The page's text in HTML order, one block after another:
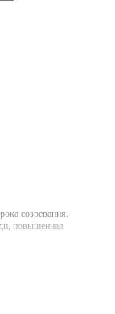
созревания.
повышенная